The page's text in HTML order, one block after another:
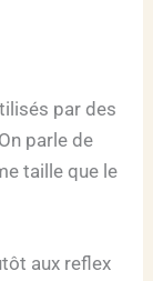
par des
parle de
taille que le
aux reflex